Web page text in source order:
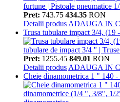
Pret: 743.75 434.35 RON
Detalii produs ADAUGA IN
Trusa tubulare impact 3/4, (19
Pret: 1255.45 849.01 RON
Detalii produs ADAUGA IN
Cheie dinamometrica 1 " 140